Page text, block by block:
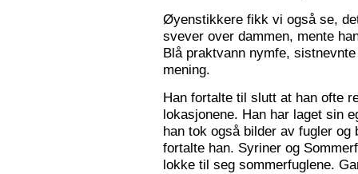
Øyenstikkere fikk vi også se,
svever over dammen, mente
Blå praktvann nymfe,
mening.
Han fortalte til slutt at han ofte
lokasjonene. Han har laget sin
han tok også bilder av fugler
fortalte han. Syriner og
lokke til seg sommerfuglene.